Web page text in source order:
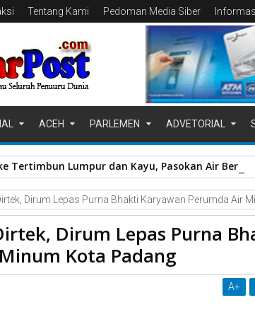
Tentang Kami Pedoman Media Siber
ACEH PARLEMEN ADVETORIAL
Tertimbun Lumpur dan Kayu, Pasokan Air Bersih
Dirum Lepas Purna Bhakti Karyawan Perumda Air
Dirum Lepas Purna
Kota Padang
A+